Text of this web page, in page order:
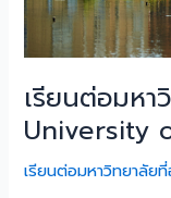
เรียนต่อมห
University
เรียนต่อมหาวิทยาลัย